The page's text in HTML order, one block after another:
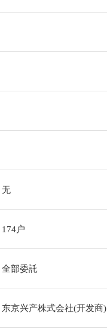
无
174户
全部委託
东京兴产株式会社(开发商)